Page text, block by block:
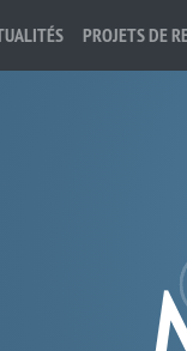
PROJETS DE